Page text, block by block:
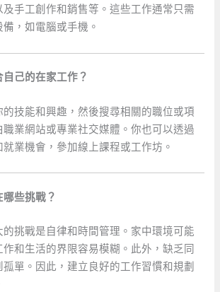
手工創作和銷售等。這些工作通常只需
，如電腦或手機。
己的在家工作？
技能和興趣，然後搜尋相關的職位或項
職業網站或專業社交媒體。你也可以透過
業機會，參加線上課程或工作坊。
些挑戰？
挑戰是自律和時間管理。家中環境可能
和生活的界限容易模糊。此外，缺乏同
單。因此，建立良好的工作習慣和規劃